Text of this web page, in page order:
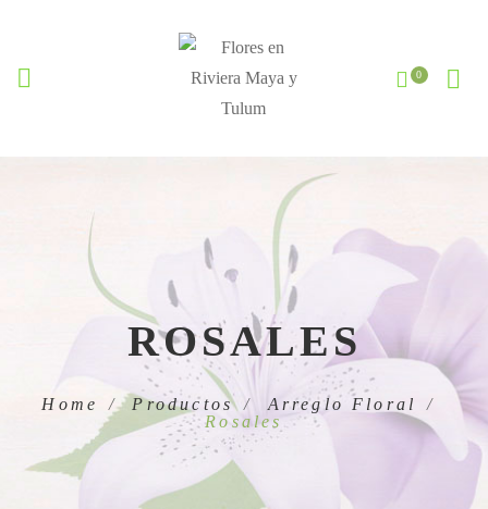
ROSALES
Home Productos
Arreglo Floral
Rosales